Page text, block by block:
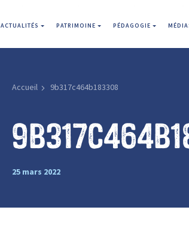
ACTUALITÉS PATRIMOINE PÉDAGOGIE
Accueil 9b317c464b183308
25 mars 2022